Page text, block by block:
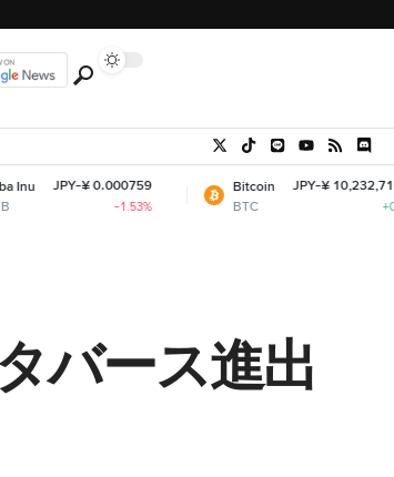
0.000759
Bitcoin
BTC
JPY-¥ 10,232,716.17
バース進出